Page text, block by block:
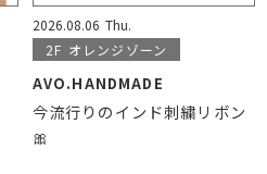
2026.08.06 Thu.
2F オレンジゾーン
AVO.HANDMADE
今流行りのインド刺繍リボン
🎀